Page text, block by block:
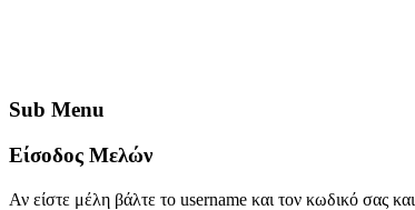
Sub Menu
Eίσοδος Μελών
Αν είστε μέλη βάλτε το username και τον κωδικό σας